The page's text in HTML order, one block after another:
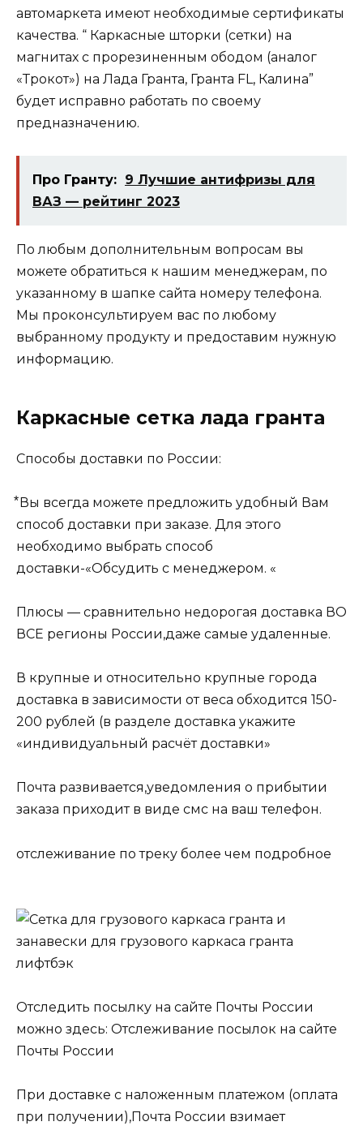
автомаркета имеют необходимые сертификаты
качества. “ Каркасные шторки (сетки) на
магнитах с прорезиненным ободом (аналог
«Трокот») на Лада Гранта, Гранта FL, Калина”
будет исправно работать по своему
предназначению.
Про Гранту: 9 Лучшие антифризы для
ВАЗ — рейтинг 2023
По любым дополнительным вопросам вы
можете обратиться к нашим менеджерам, по
указанному в шапке сайта номеру телефона.
Мы проконсультируем вас по любому
выбранному продукту и предоставим нужную
информацию.
Каркасные сетка лада гранта
Способы доставки по России:
⃰ Вы всегда можете предложить удобный Вам
способ доставки при заказе. Для этого
необходимо выбрать способ
доставки-«Обсудить с менеджером. «
Плюсы — сравнительно недорогая доставка ВО
ВСЕ регионы России,даже самые удаленные.
В крупные и относительно крупные города
доставка в зависимости от веса обходится 150-
200 рублей (в разделе доставка укажите
«индивидуальный расчёт доставки»
Почта развивается,уведомления о прибытии
заказа приходит в виде смс на ваш телефон.
отслеживание по треку более чем подробное
Отследить посылку на сайте Почты России
можно здесь: Отслеживание посылок на сайте
Почты России
При доставке с наложенным платежом (оплата
при получении),Почта России взимает